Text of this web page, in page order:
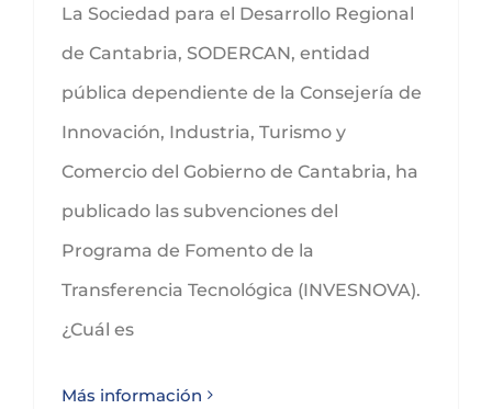
La Sociedad para el Desarrollo Regional
de Cantabria, SODERCAN, entidad
pública dependiente de la Consejería de
Innovación, Industria, Turismo y
Comercio del Gobierno de Cantabria, ha
publicado las subvenciones del
Programa de Fomento de la
Transferencia Tecnológica (INVESNOVA).
¿Cuál es
Más información